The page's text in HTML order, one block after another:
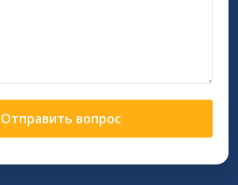
Отправить вопрос